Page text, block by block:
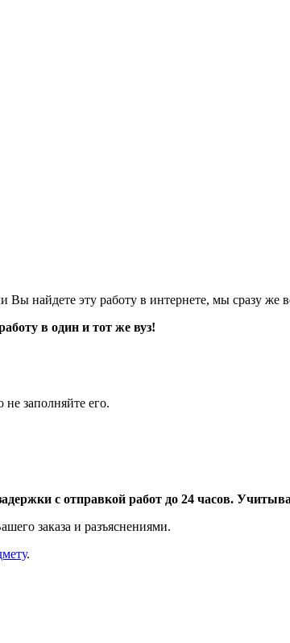
найдете эту работу в интернете, мы сразу же
в один и тот же вуз!
заполняйте его.
с отправкой работ до 24 часов.
заказа и разъяснениями.
.